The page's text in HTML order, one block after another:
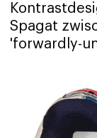
Spagat
'forwardly-